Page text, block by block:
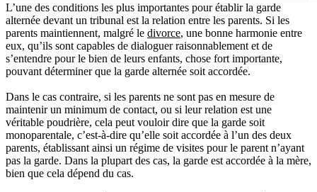
L’une des conditions les plus importantes pour établir la garde
alternée devant un tribunal est la relation entre les parents. Si les
parents maintiennent, malgré le divorce, une bonne harmonie entre
eux, qu’ils sont capables de dialoguer raisonnablement et de
s’entendre pour le bien de leurs enfants, chose fort importante,
pouvant déterminer que la garde alternée soit accordée.
Dans le cas contraire, si les parents ne sont pas en mesure de
maintenir un minimum de contact, ou si leur relation est une
véritable poudrière, cela peut vouloir dire que la garde soit
monoparentale, c’est-à-dire qu’elle soit accordée à l’un des deux
parents, établissant ainsi un régime de visites pour le parent n’ayant
pas la garde. Dans la plupart des cas, la garde est accordée à la mère,
bien que cela dépend du cas.